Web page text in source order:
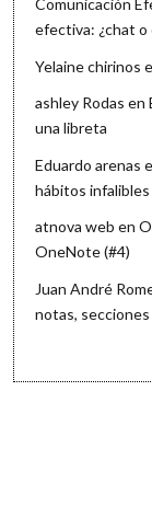
Comunicación
efectiva: ¿chat
Yelaine chirinos
ashley Rodas en
una libreta
Eduardo arenas
hábitos infalibles
atnova web en
OneNote (#4)
Juan André
notas, secciones